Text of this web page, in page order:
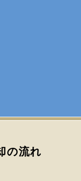
の流れ